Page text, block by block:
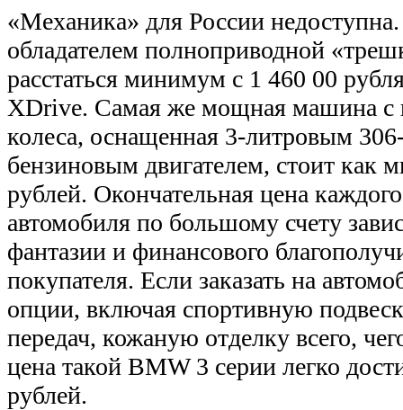
«Механика» для России недоступна.
обладателем полноприводной
расстаться минимум с 1 460 00
XDrive. Самая же мощная машина с
колеса, оснащенная 3-литровым
бензиновым двигателем, стоит как
рублей. Окончательная цена
автомобиля по большому счету
фантазии и финансового
покупателя. Если заказать на
опции, включая спортивную
передач, кожаную отделку всего,
цена такой BMW 3 серии легко
рублей.